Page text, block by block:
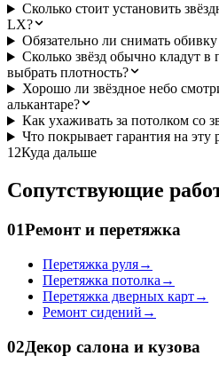
Сколько стоит установить
LX?
Обязательно ли снимать
Сколько звёзд обычно кладут в
выбрать плотность?
Хорошо ли звёздное небо
алькантаре?
Как ухаживать за потолком со
Что покрывает гарантия на эту
12Куда дальше
Сопутствующие
01Ремонт и перетяжка
Перетяжка руля→
Перетяжка потолка →
Перетяжка дверных карт→
Ремонт сидений →
02Декор салона и кузова